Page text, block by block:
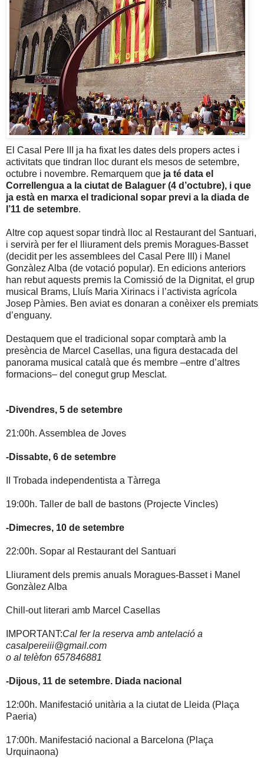
El Casal Pere III ja ha fixat les dates dels propers actes i
activitats que tindran lloc durant els mesos de setembre,
octubre i novembre. Remarquem que ja té data el
Correllengua a la ciutat de Balaguer (4 d’octubre), i que
ja està en marxa el tradicional sopar previ a la diada de
l’11 de setembre.
Altre cop aquest sopar tindrà lloc al Restaurant del Santuari,
i servirà per fer el lliurament dels premis Moragues-Basset
(decidit per les assemblees del Casal Pere III) i Manel
Gonzàlez Alba (de votació popular). En edicions anteriors
han rebut aquests premis la Comissió de la Dignitat, el grup
musical Brams, Lluís Maria Xirinacs i l’activista agrícola
Josep Pàmies. Ben aviat es donaran a conèixer els premiats
d’enguany.
Destaquem que el tradicional sopar comptarà amb la
presència de Marcel Casellas, una figura destacada del
panorama musical català que és membre –entre d’altres
formacions– del conegut grup Mesclat.
-Divendres, 5 de setembre
21:00h. Assemblea de Joves
-Dissabte, 6 de setembre
II Trobada independentista a Tàrrega
19:00h. Taller de ball de bastons (Projecte Vincles)
-Dimecres, 10 de setembre
22:00h. Sopar al Restaurant del Santuari
Lliurament dels premis anuals Moragues-Basset i Manel
Gonzàlez Alba
Chill-out literari amb Marcel Casellas
IMPORTANT:Cal fer la reserva amb antelació a
casalpereiii@gmail.com
o al telèfon 657846881
-Dijous, 11 de setembre. Diada nacional
12:00h. Manifestació unitària a la ciutat de Lleida (Plaça
Paeria)
17:00h. Manifestació nacional a Barcelona (Plaça
Urquinaona)